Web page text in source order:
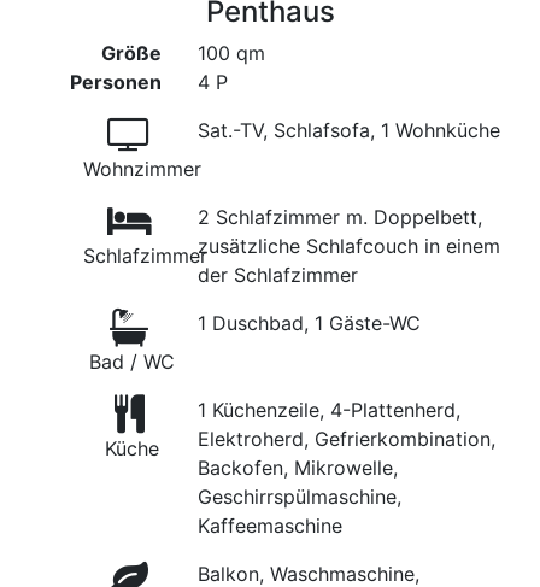
Penthaus
Größe
Personen
100 qm
4 P
Wohnzimmer
Sat.-TV, Schlafsofa, 1 Wohnküche
Schlafzimmer
2 Schlafzimmer m. Doppelbett,
zusätzliche Schlafcouch in einem
der Schlafzimmer
Bad / WC
1 Duschbad, 1 Gäste-WC
Küche
1 Küchenzeile, 4-Plattenherd,
Elektroherd, Gefrierkombination,
Backofen, Mikrowelle,
Geschirrspülmaschine,
Kaffeemaschine
Balkon, Waschmaschine,